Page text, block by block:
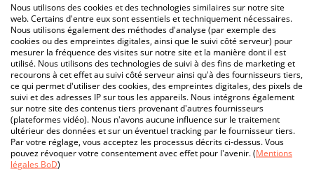
Nous utilisons des cookies et des technologies similaires sur notre site
web. Certains d'entre eux sont essentiels et techniquement nécessaires.
Nous utilisons également des méthodes d'analyse (par exemple des
cookies ou des empreintes digitales, ainsi que le suivi côté serveur) pour
mesurer la fréquence des visites sur notre site et la manière dont il est
utilisé. Nous utilisons des technologies de suivi à des fins de marketing et
recourons à cet effet au suivi côté serveur ainsi qu'à des fournisseurs tiers,
ce qui permet d'utiliser des cookies, des empreintes digitales, des pixels de
suivi et des adresses IP sur tous les appareils. Nous intégrons également
sur notre site des contenus tiers provenant d'autres fournisseurs
(plateformes vidéo). Nous n'avons aucune influence sur le traitement
ultérieur des données et sur un éventuel tracking par le fournisseur tiers.
Par votre réglage, vous acceptez les processus décrits ci-dessus. Vous
pouvez révoquer votre consentement avec effet pour l'avenir. (Mentions
légales BoD)